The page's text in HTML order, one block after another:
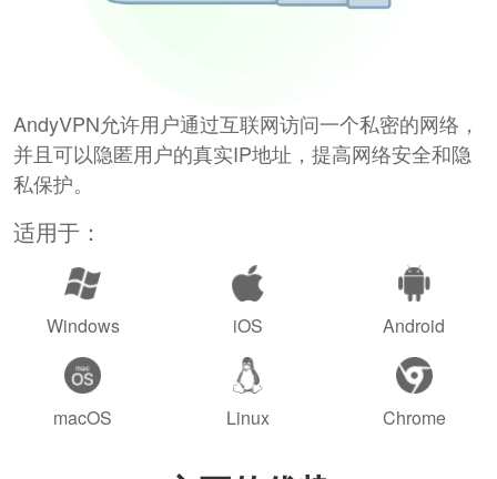
AndyVPN允许用户通过互联网访问一个私密的网络，
并且可以隐匿用户的真实IP地址，提高网络安全和隐
私保护。
适用于：
Windows iOS Android
macOS Linux Chrome